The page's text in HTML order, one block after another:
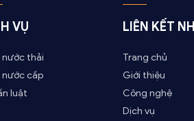
VỤ
nước thải
nước cấp
luật
LIÊN KẾT
Trang chủ
Giới thiệu
Công nghệ
Dịch vụ